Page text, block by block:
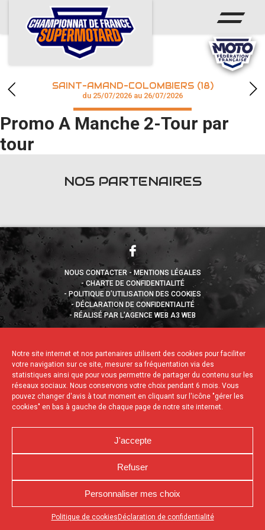
Notre site internet et nos partenaires utilisent des cookies pour faciliter
votre navigation sur ce site, mesurer sa fréquentation via des
statistiques ainsi que pour vous permettre de partager du contenu sur les
réseaux sociaux. Nous conservons votre choix pendant 6 mois. Vous
pouvez changer d'avis à tout moment en cliquant sur l'icône "gérer les
cookies" en bas à gauche de chaque page de notre site internet.
J'accepte
Refuser
Personnaliser mes choix
Politique de cookies Déclaration de confidentialité
Appuyez sur le bouton partager en bas de votre
ACCUEIL
ACTUS
CALENDRIER
CHAMPIONNAT
RÉSULTATS
PHOTOS / WEB TV
SAINT-AMAND-COLOMBIERS (18)
du 25/07/2026 au 26/07/2026
Promo A Manche 2-Tour par
tour
NOS PARTENAIRES
NOUS CONTACTER
MENTIONS LÉGALES
CHARTE DE CONFIDENTIALITÉ
POLITIQUE D’UTILISATION DES COOKIES
DÉCLARATION DE CONFIDENTIALITÉ
RÉALISÉ PAR L’AGENCE WEB A3 WEB